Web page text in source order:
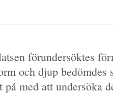
förundersöktes
och djup
på med att undersöka